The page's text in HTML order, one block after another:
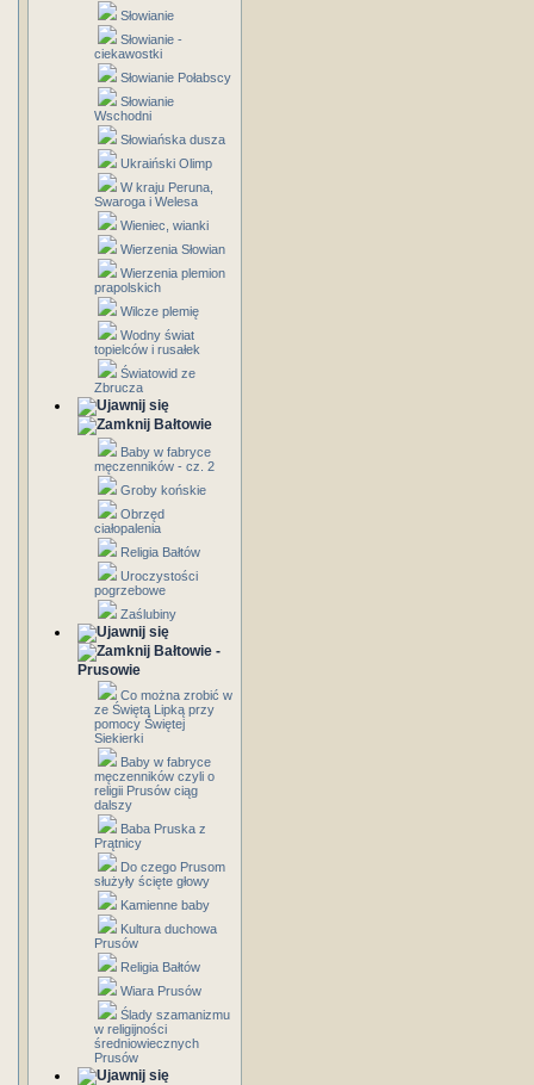
Słowianie
Słowianie -
ciekawostki
Słowianie Połabscy
Słowianie
Wschodni
Słowiańska dusza
Ukraiński Olimp
W kraju Peruna,
Swaroga i Welesa
Wieniec, wianki
Wierzenia Słowian
Wierzenia plemion
prapolskich
Wilcze plemię
Wodny świat
topielców i rusałek
Światowid ze
Zbrucza
Bałtowie
Baby w fabryce
męczenników - cz. 2
Groby końskie
Obrzęd
ciałopalenia
Religia Bałtów
Uroczystości
pogrzebowe
Zaślubiny
Bałtowie -
Prusowie
Co można zrobić w
ze Świętą Lipką przy
pomocy Świętej
Siekierki
Baby w fabryce
męczenników czyli o
religii Prusów ciąg
dalszy
Baba Pruska z
Prątnicy
Do czego Prusom
służyły ścięte głowy
Kamienne baby
Kultura duchowa
Prusów
Religia Bałtów
Wiara Prusów
Ślady szamanizmu
w religijności
średniowiecznych
Prusów